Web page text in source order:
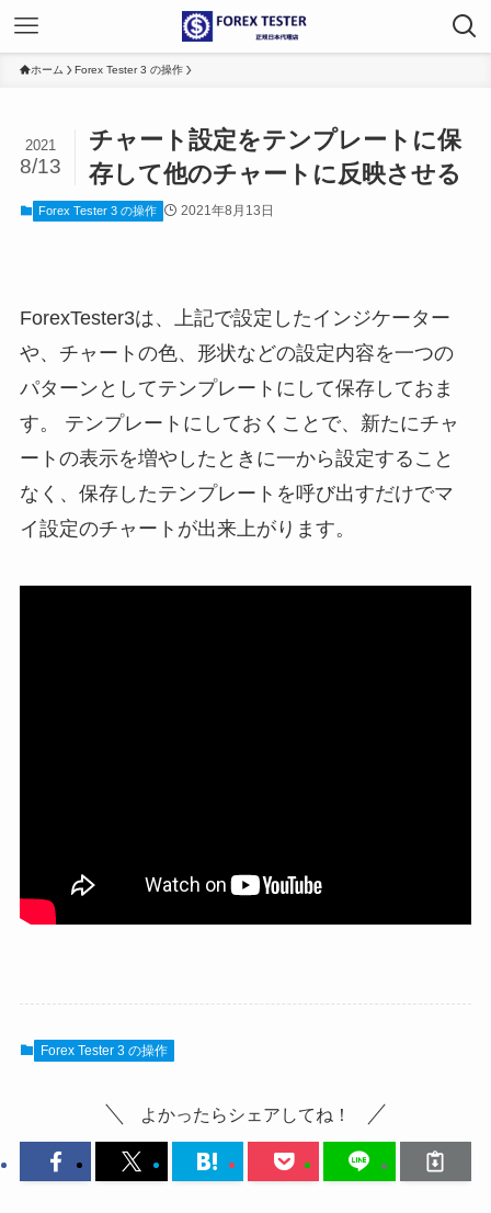
ホーム Forex Tester 3 の操作
チャート設定をテンプレートに保
存して他のチャートに反映させる
2021
8/13
Forex Tester 3 の操作 2021年8月13日
ForexTester3は、上記で設定したインジケーター
や、チャートの色、形状などの設定内容を一つの
パターンとしてテンプレートにして保存しておま
す。 テンプレートにしておくことで、新たにチャ
ートの表示を増やしたときに一から設定すること
なく、保存したテンプレートを呼び出すだけでマ
イ設定のチャートが出来上がります。
Forex Tester 3 の操作
よかったらシェアしてね！